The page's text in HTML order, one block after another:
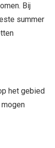
Bij
summer
het gebied